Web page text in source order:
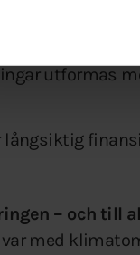
bolag, som
utformas
långsiktig
– och till
med